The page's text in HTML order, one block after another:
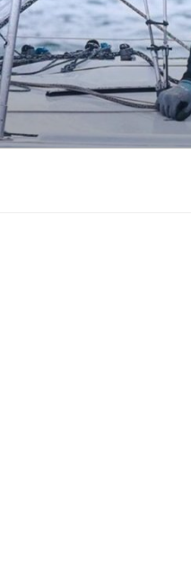
Zum
Inhalt
springen